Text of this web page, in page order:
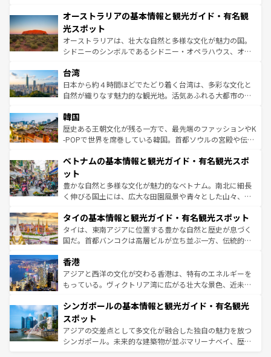
文化が魅力。旅行者はアメリカの各地域で異なる魅力を楽
しみながら、その多様性と豊かな歴史を感じることができ
るだろう。車でのロードトリップや列車の旅も、アメリカ
ならではの贅沢な旅のスタイルだ。 なお、新着のアメリカ
情報は コンテンツ一覧 を参照してほしい。
ワイ島は見逃せない。また、定番の観光地といえばオアフ
島だが、静かな自然を求めるならマウイ島やカウアイ島が
おすすめ。エメラルドグリーンに輝く海をはじめ、豊かな
文化や歴史が息づいている。「アロハスピリット」と呼ば
人々、おいしいローカルフードやハワイアンミュージッ
ク、伝統的なフラダンスなど、すべてがハワイの魅力を彩
っている。訪れるたびに新しい発見と感動が待っているハ
はコンテンツ一覧
オーストラリアの基本情報と観光ガイド・有名観
光スポット
オーストラリアは、壮大な自然と多様な文化が魅力の国。
シドニーのシンボルであるシドニー・オペラハウス、オー
リアリーフや大陸中央部にそびえるウルル（エアーズロッ
ク）、タスマニアの美しい原生林やケアンズの熱帯雨林な
ど、見どころがたくさん。また、カフェやワイン、オージ
いる。アクティビティも充実しており、サーフィンやダイ
ビング、ハイキングなど、アウトドア好きにはたまらな
い。オーストラリアの多彩な魅力を存分に味わいつくそ
参照してほしい。
台湾
日本から約４時間ほどでたどり着く台湾は、多彩な文化と
自然が織りなす魅力的な観光地。活気あふれる大都市の台
ン）、静ひつな山岳地帯である台湾東部など、都市の喧騒
と山間の静けさが共存しており、訪れる人に新しい発見と
驚きをもたらしてくれる。また、奥深い台湾の食文化も魅
容にもいいと評判のスイーツなど、バラエティ豊かな料理
照してほしい。
韓国
歴史ある王朝文化が残る一方で、最先端のファッションやK
-POPで世界を席巻している韓国。首都ソウルの宮殿や伝統
き、地方に足を延ばせば四季折々の自然美を楽しむことが
できる。そして、キムチや焼肉、絶品のストリートフード
まで、さまざまな韓国料理が待っている。夜には、韓国な
らではのナイトライフも堪能できる。あたたかいホスピタ
わってみてほしい。 なお、新着の韓国情報はコンテンツ一
覧 を参照してほしい。
ベトナムの基本情報と観光ガイド・有名観光スポ
ット
豊かな自然と多様な文化が魅力的なベトナム。南北に細長
く伸びる国土には、広大な田園風景や青々とした山々、世
急速な発展と共に伝統が息づく。ハノイの古い町並みやホ
ーチミン市のフランス統治時代の建物も、独特の雰囲気を
醸し出している。また、バラエティの豊かさとおいしさで
とつ。フォーやバインミー、ベトナムコーヒーなどは、ぜ
ひ現地で味わいたい。どの地域を訪れてもあたたかい人々
が旅行者を迎えてくれるので、きっと忘れられない旅にな
参照してほしい。
タイの基本情報と観光ガイド・有名観光スポット
タイは、東南アジアに位置する豊かな自然と歴史が息づく
国だ。首都バンコクは高層ビルが立ち並ぶ一方、伝統的な
の活気が交差している。北部ではチェンマイなどの山岳地
帯で自然と触れ合い、南部ではプーケットやクラビの美し
いビーチでリゾート気分を楽しむことができる。タイ料理
激する。気候は一年中温暖で、どの季節にも異なる楽しみ
が待っている。親しみやすいタイの人々、仏教を中心とし
た文化、そして多様な観光資源が、訪れる旅人を魅了し続
ける。 なお、新着のタイ情報はコンテンツ一覧を参照して
香港
アジアと西洋の文化が交わる香港は、特有のエネルギーを
もっている。ヴィクトリア湾に広がる壮大な景色、近未来
み、どこを訪れても感動するはず。観光スポットが密集し
ており、効率よく見どころを回れるのも魅力。息をのむよ
うな絶景から文化的な体験まで、香港を存分に楽しみ尽く
そう。 なお、新着の香港情報はコンテンツ一覧を参照して
シンガポールの基本情報と観光ガイド・有名観光
スポット
アジアの交差点として多文化が融合した独自の魅力を放つ
シンガポール。未来的な建築物が並ぶマリーナベイ、歴史